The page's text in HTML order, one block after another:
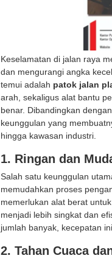
Keselamatan di jalan raya
dan mengurangi angka
temui adalah patok jalan
arah, sekaligus alat bantu
benar. Dibandingkan
keunggulan yang
hingga kawasan industri.
1. Ringan dan
Salah satu keunggulan
memudahkan proses
memerlukan alat berat
menjadi lebih singkat dan
jumlah banyak, kecepatan
2. Tahan Cuaca